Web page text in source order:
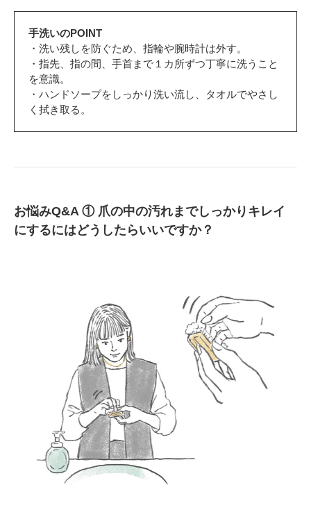
手洗いのPOINT
・洗い残しを防ぐため、指輪や腕時計は外す。
・指先、指の間、手首まで１カ所ずつ丁寧に洗うこと
を意識。
・ハンドソープをしっかり洗い流し、タオルでやさし
く拭き取る。
お悩みQ&A ① 爪の中の汚れまでしっかりキレイ
にするにはどうしたらいいですか？